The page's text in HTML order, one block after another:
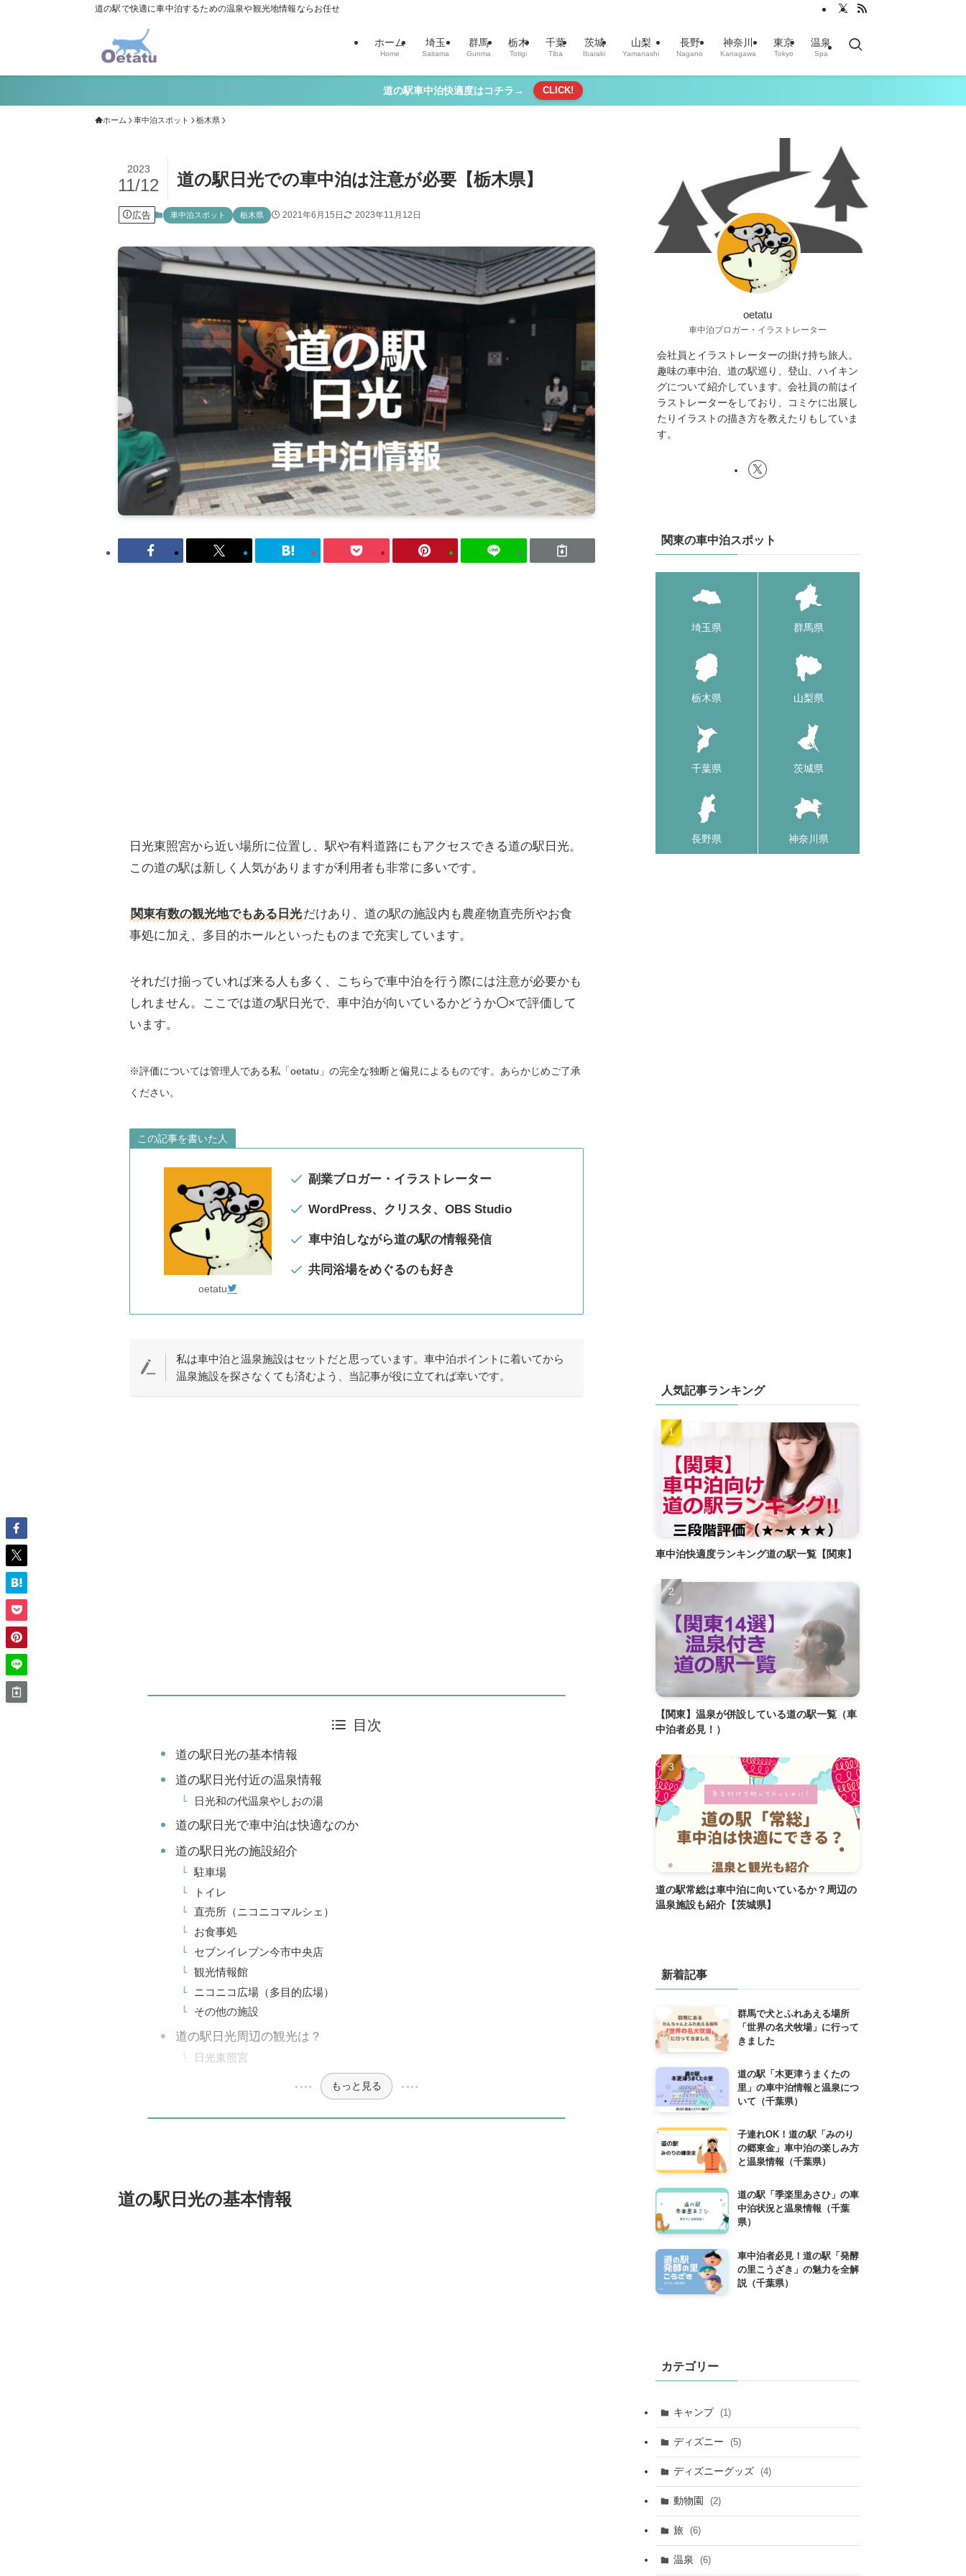
道の駅で快適に車中泊するための温泉や観光地情報ならお任せ
ホーム
Home
埼玉
Saitama
群馬
Gunma
栃木
Totigi
千葉
Tiba
茨城
Ibaraki
山梨
Yamanashi
長野
Nagano
神奈川
Kanagawa
東京
Tokyo
温泉
Spa
道の駅車中泊快適度はコチラ→ CLICK!
ホーム 車中泊スポット 栃木県
道の駅日光での車中泊は注意が必要【栃木県】
2023
11/12
広告 車中泊スポット 栃木県 2021年6月15日 2023年11月12日
日光東照宮から近い場所に位置し、駅や有料道路にもアクセスできる道の駅日光。
この道の駅は新しく人気がありますが利用者も非常に多いです。
関東有数の観光地でもある日光だけあり、道の駅の施設内も農産物直売所やお食
事処に加え、多目的ホールといったものまで充実しています。
それだけ揃っていれば来る人も多く、こちらで車中泊を行う際には注意が必要かも
しれません。ここでは道の駅日光で、車中泊が向いているかどうか〇×で評価して
います。
※評価については管理人である私「oetatu」の完全な独断と偏見によるものです。あらかじめご了承
ください。
この記事を書いた人
oetatu
副業ブロガー・イラストレーター
WordPress、クリスタ、OBS Studio
車中泊しながら道の駅の情報発信
共同浴場をめぐるのも好き
私は車中泊と温泉施設はセットだと思っています。車中泊ポイントに着いてから
温泉施設を探さなくても済むよう、当記事が役に立てれば幸いです。
目次
道の駅日光の基本情報
道の駅日光付近の温泉情報
日光和の代温泉やしおの湯
道の駅日光で車中泊は快適なのか
道の駅日光の施設紹介
駐車場
トイレ
直売所（ニコニコマルシェ）
お食事処
セブンイレブン今市中央店
観光情報館
ニコニコ広場（多目的広場）
その他の施設
道の駅日光周辺の観光は？
日光東照宮
もっと見る
道の駅日光の基本情報
oetatu
車中泊ブロガー・イラストレーター
会社員とイラストレーターの掛け持ち旅人。
趣味の車中泊、道の駅巡り、登山、ハイキン
グについて紹介しています。会社員の前はイ
ラストレーターをしており、コミケに出展し
たりイラストの描き方を教えたりもしていま
す。
関東の車中泊スポット
埼玉県 群馬県
栃木県 山梨県
千葉県 茨城県
長野県 神奈川県
人気記事ランキング
車中泊快適度ランキング道の駅一覧【関東】
【関東】温泉が併設している道の駅一覧（車
中泊者必見！）
道の駅常総は車中泊に向いているか？周辺の
温泉施設も紹介【茨城県】
新着記事
群馬で犬とふれあえる場所
「世界の名犬牧場」に行って
きました
道の駅「木更津うまくたの
里」の車中泊情報と温泉につ
いて（千葉県）
子連れOK！道の駅「みのり
の郷東金」車中泊の楽しみ方
と温泉情報（千葉県）
道の駅「季楽里あさひ」の車
中泊状況と温泉情報（千葉
県）
車中泊者必見！道の駅「発酵
の里こうざき」の魅力を全解
説（千葉県）
カテゴリー
キャンプ (1)
ディズニー (5)
ディズニーグッズ (4)
動物園 (2)
旅 (6)
温泉 (6)